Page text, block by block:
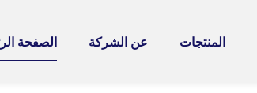
الصفحة عن الشركة المنتجات